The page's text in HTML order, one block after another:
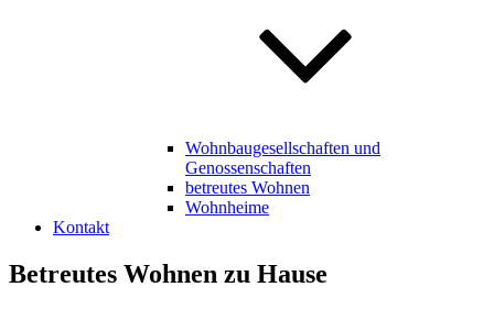
Wohnbaugesellschaften und
Genossenschaften
betreutes Wohnen
Wohnheime
Kontakt
Betreutes Wohnen zu Hause